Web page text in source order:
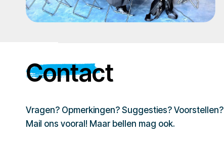
Contact
Vragen? Opmerkingen? Suggesties? Voorstellen?
Mail ons vooral! Maar bellen mag ook.